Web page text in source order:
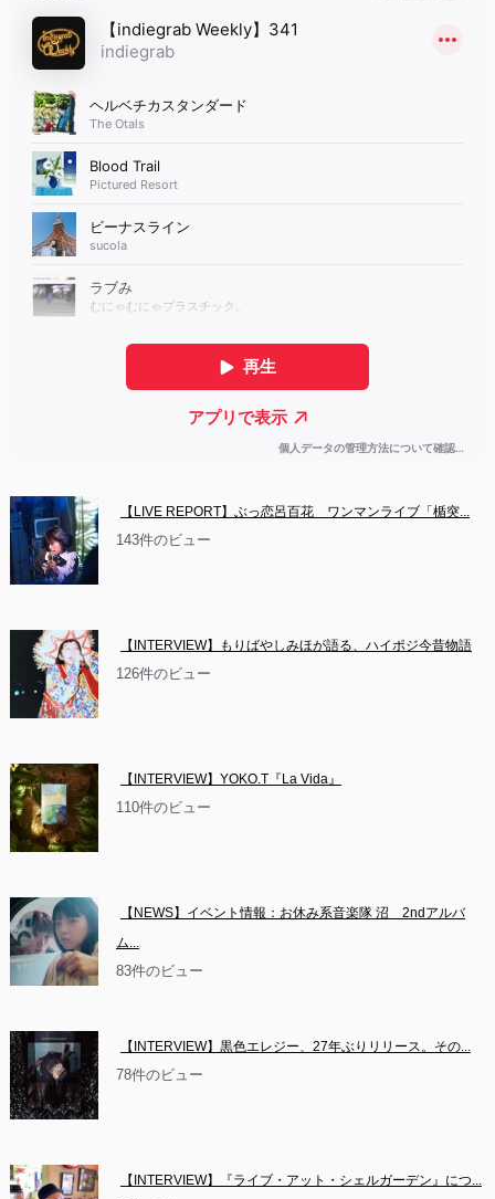
【LIVE REPORT】ぶっ恋呂百花　ワンマンライブ「楯突...
143件のビュー
【INTERVIEW】もりばやしみほが語る、ハイポジ今昔物語
126件のビュー
【INTERVIEW】YOKO.T『La Vida』
110件のビュー
【NEWS】イベント情報：お休み系音楽隊 沼　2ndアルバ
ム...
83件のビュー
【INTERVIEW】黒色エレジー、27年ぶりリリース。その...
78件のビュー
【INTERVIEW】『ライブ・アット・シェルガーデン』につ...